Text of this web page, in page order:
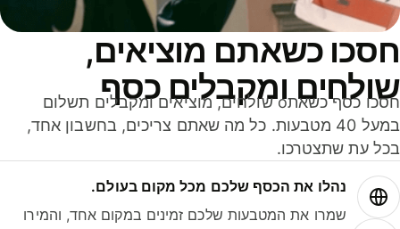
כשאתם מוציאים,
ומקבלים כסף
חסכו כסף כשאתo שולחים, מוציאים ומקבלים תשלום
במעל 40 מטבעות. כל מה שאתם צריכים, בחשבון אחד,
עת שתצטרכו.
נהלו את הכסף שלכם מכל מקום בעולם.
שמרו את המטבעות שלכם זמינים במקום אחד, והמירו